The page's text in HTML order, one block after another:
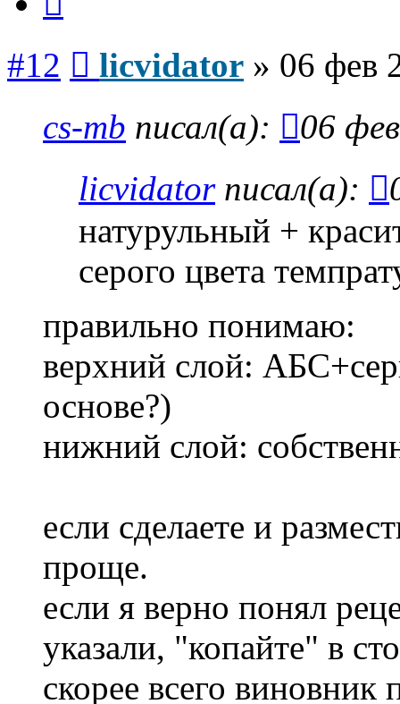
#12 licvidator » 06 фев
cs-mb писал(а):
06
licvidatorписал(а):
натурульный +
серого цвета
правильно понимаю:
верхний слой:
основе?)
нижний слой:
если сделаете и
проще.
если я верно понял
указали, "копайте" в
скорее всего виновник